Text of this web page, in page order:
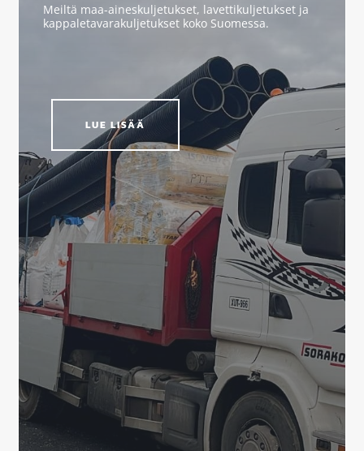
Meiltä maa-aineskuljetukset, lavettikuljetukset ja
kappaletavarakuljetukset koko Suomessa.
LUE LISÄÄ